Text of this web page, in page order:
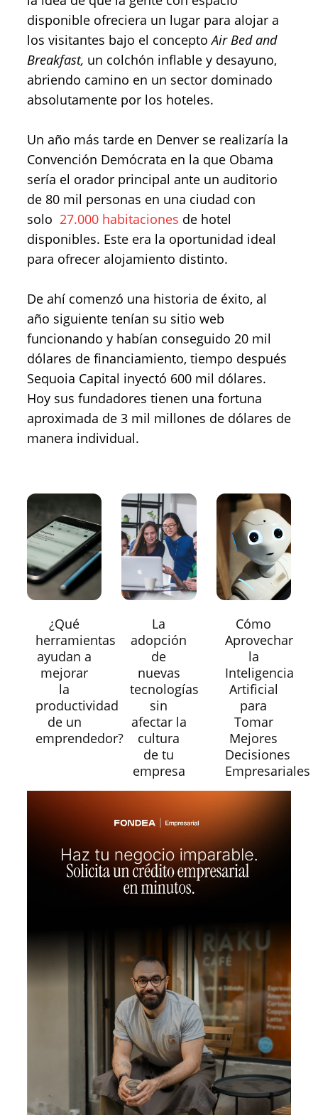
disponible ofreciera un lugar para alojar a
los visitantes bajo el conceptoAir Bed and
Breakfast, un colchón inflable y desayuno,
abriendo camino en un sector dominado
absolutamente por los hoteles.
Un año más tarde en Denver se realizaría la
Convención Demócrata en la que Obama
sería el orador principal ante un auditorio
de 80 mil personas en una ciudad con
solo 27.000 habitaciones de hotel
disponibles. Este era la oportunidad ideal
para ofrecer alojamiento distinto.
De ahí comenzó una historia de éxito, al
año siguiente tenían su sitio web
funcionando y habían conseguido 20 mil
dólares de financiamiento, tiempo después
Sequoia Capital inyectó 600 mil dólares.
Hoy sus fundadores tienen una fortuna
aproximada de 3 mil millones de dólares de
manera individual.
¿Qué
herramientas
ayudan a
mejorar
la
productividad
de un
emprendedor?
La
adopción
de
nuevas
tecnologías
sin
afectar la
cultura
de tu
empresa
Cómo
Aprovechar
la
Inteligencia
Artificial
para
Tomar
Mejores
Decisiones
Empresariales